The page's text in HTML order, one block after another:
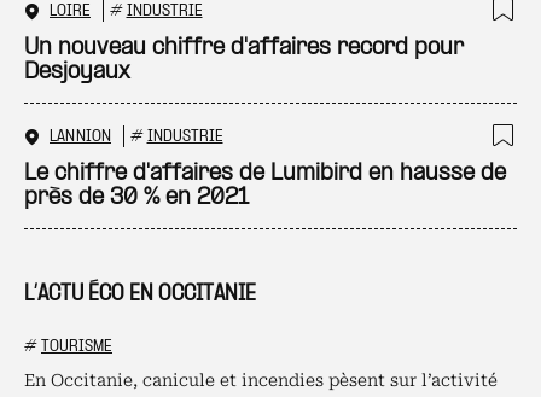
L’ACTU ÉCO EN OCCITANIE
# TOURISME
En Occitanie, canicule et incendies pèsent sur l’activité
LOIRE # INDUSTRIE
Un nouveau chiffre d'affaires record pour
Desjoyaux
LANNION # INDUSTRIE
Le chiffre d'affaires de Lumibird en hausse de
près de 30 % en 2021